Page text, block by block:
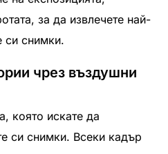
за да извлечете най-
си снимки.
чрез въздушни
която искате да
си снимки. Всеки кадър